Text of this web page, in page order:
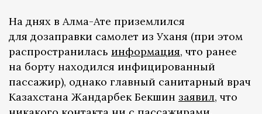
На днях в Алма-Ате приземлился
для дозаправки самолет из Уханя (при этом
распространилась информация, что ранее
на борту находился инфицированный
пассажир), однако главный санитарный врач
Казахстана Жандарбек Бекшин заявил, что